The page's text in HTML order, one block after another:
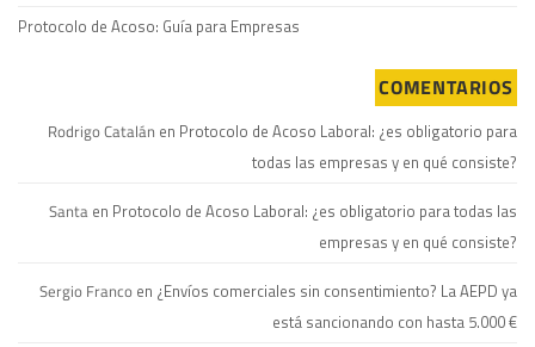
Protocolo de Acoso: Guía para Empresas
COMENTARIOS
Rodrigo Catalán en Protocolo de Acoso Laboral: ¿es obligatorio para
todas las empresas y en qué consiste?
Santa en Protocolo de Acoso Laboral: ¿es obligatorio para todas las
empresas y en qué consiste?
Sergio Franco en ¿Envíos comerciales sin consentimiento? La AEPD ya
está sancionando con hasta 5.000 €